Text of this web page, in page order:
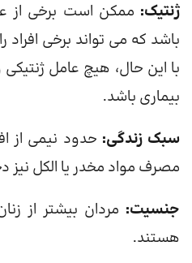
ژنتیک: ممکن است برخی از
با این حال، هیچ عامل
بیماری باشد.
سبک زندگی:
مصرف مواد مخدر یا الکل نیز
جنسیت:
هستند.